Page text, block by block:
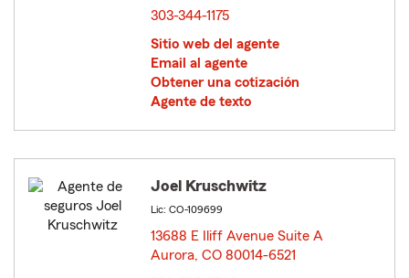
303-344-1175
Sitio web del agente
Email al agente
Obtener una cotización
Agente de texto
Joel Kruschwitz
Lic: CO-109699
13688 E Iliff Avenue Suite A
Aurora, CO 80014-6521